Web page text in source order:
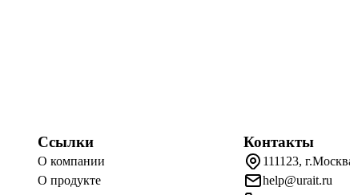
Ссылки
О компании
О продукте
Контакты
111123,
help@urait.ru